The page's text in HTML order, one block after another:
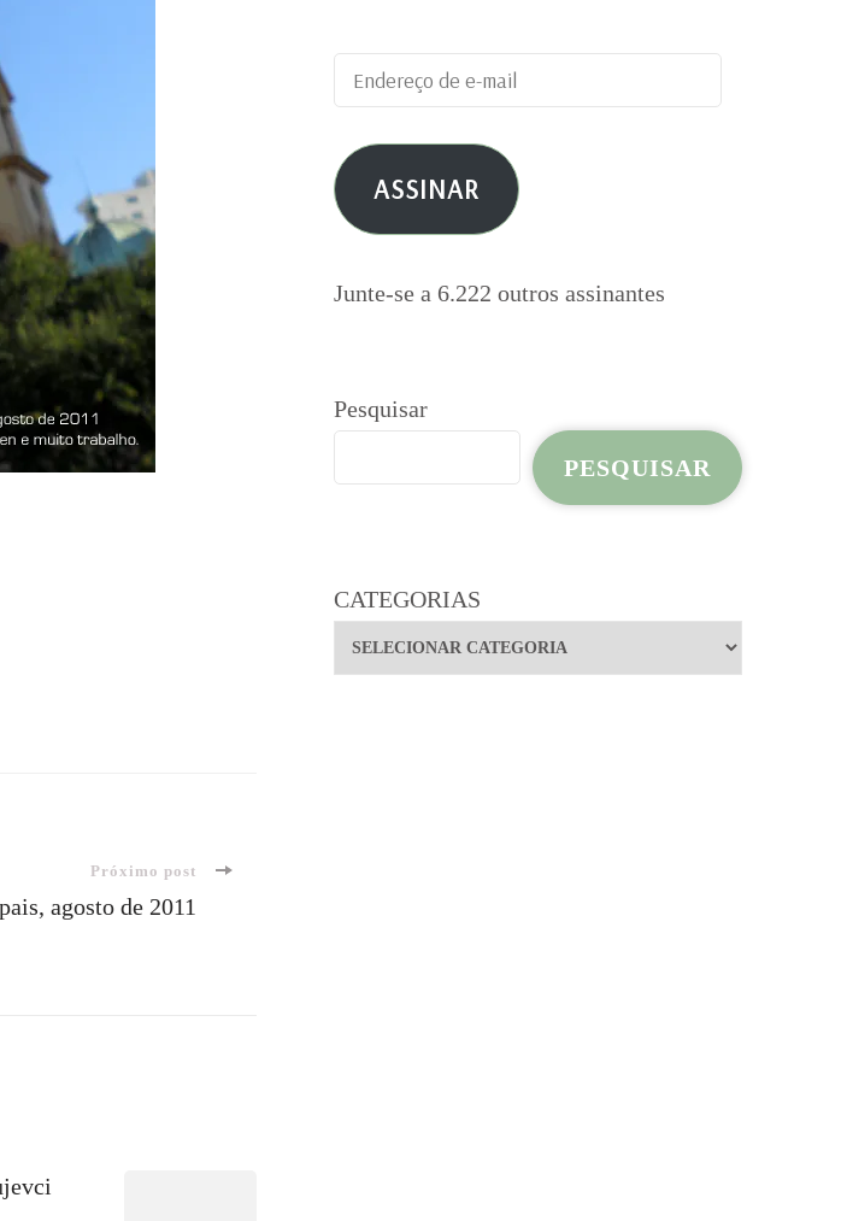
Próximo post
agosto de 2011
Endereço
de
e-
mail ASSINAR
Junte-se a 6.222 outros assinantes
Pesquisar
PESQUISAR
CATEGORIAS